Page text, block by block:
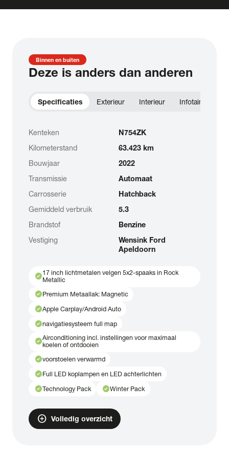
Binnen en buiten
Deze is anders dan anderen
Specificaties Exterieur Interieur Infotainment
Kenteken
N754ZK
Kilometerstand
63.423 km
Bouwjaar
2022
Transmissie
Automaat
Carrosserie
Hatchback
Gemiddeld verbruik
5.3
Brandstof
Benzine
Vestiging
Wensink Ford
Apeldoorn
check_circle17 inch lichtmetalen velgen 5x2-spaaks in Rock
Metallic
check_circlePremium Metaallak: Magnetic
check_circleApple Carplay/Android Auto
check_circlenavigatiesysteem full map
check_circleAirconditioning incl. instellingen voor maximaal
koelen of ontdooien
check_circlevoorstoelen verwarmd
check_circleFull LED koplampen en LED achterlichten
check_circleTechnology Pack check_circleWinter Pack
add_circle Volledig overzicht